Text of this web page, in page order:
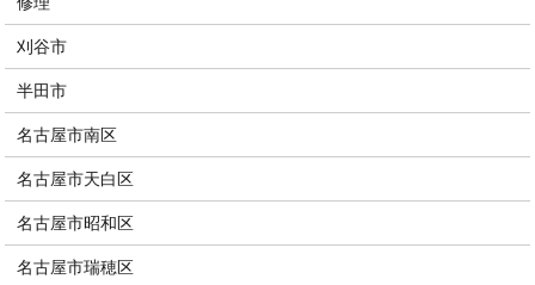
刈谷市
半田市
名古屋市南区
名古屋市天白区
名古屋市昭和区
名古屋市瑞穂区